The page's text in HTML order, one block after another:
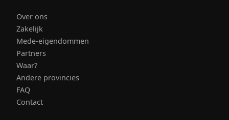
Over ons
Zakelijk
Mede-eigendommen
Partners
Waar?
Andere provincies
FAQ
Contact